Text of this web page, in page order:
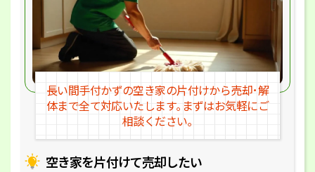
空き家を片付けて売却したい
長い間手付かずの空き家の片付けから売却･解
体まで全て対応いたします｡ まずはお気軽にご
相談ください｡